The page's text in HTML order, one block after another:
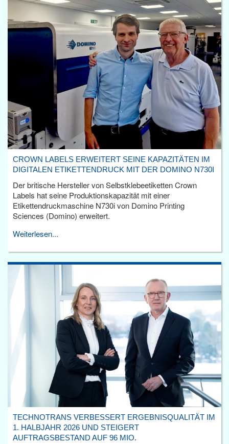
CROWN LABELS ERWEITERT SEINE KAPAZITÄTEN IM
DIGITALEN ETIKETTENDRUCK MIT DER DOMINO N730I
Der britische Hersteller von Selbstklebeetiketten Crown
Labels hat seine Produktionskapazität mit einer
Etikettendruckmaschine N730i von Domino Printing
Sciences (Domino) erweitert.
Weiterlesen...
TECHNOTRANS VERBESSERT ERGEBNISQUALITÄT IM
1. HALBJAHR 2026 UND STEIGERT
AUFTRAGSBESTAND AUF 96 MIO.